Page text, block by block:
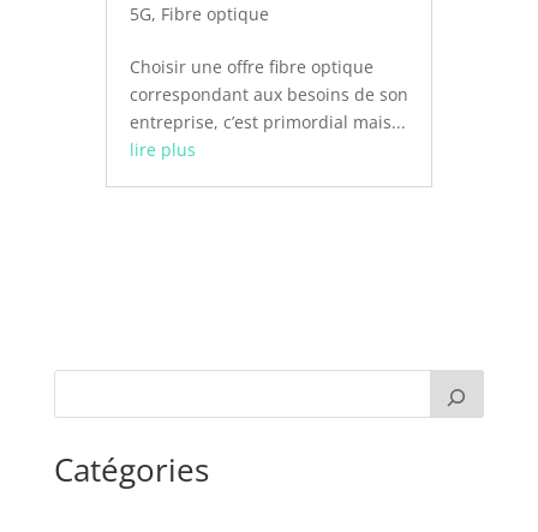
5G, Fibre optique
Choisir une offre fibre optique
correspondant aux besoins de son
entreprise, c’est primordial mais...
lire plus
Catégories